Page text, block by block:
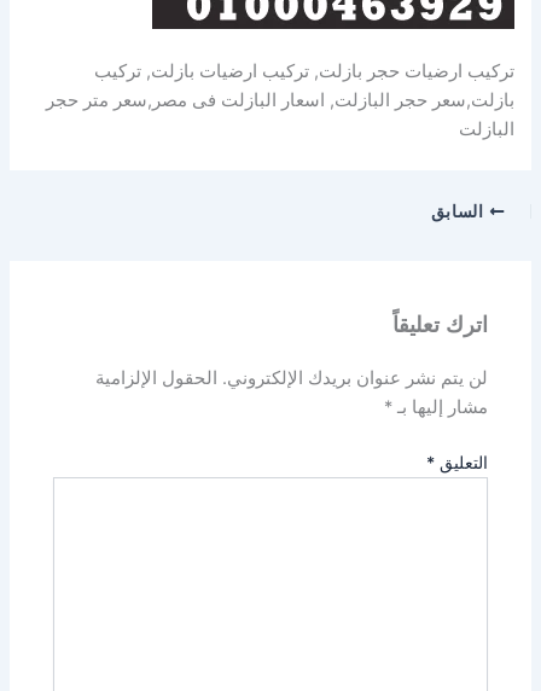
تركيب ارضيات حجر بازلت, تركيب ارضيات بازلت, تركيب
بازلت,سعر حجر البازلت, اسعار البازلت فى مصر,سعر متر حجر
البازلت
السابق
اترك تعليقاً
لن يتم نشر عنوان بريدك الإلكتروني. الحقول الإلزامية
مشار إليها بـ*
التعليق*